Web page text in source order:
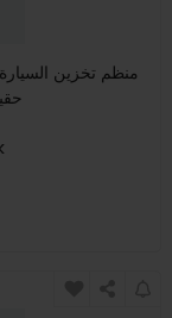
منظم تخزين